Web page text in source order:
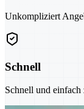
Unkompliziert
Schnell
Schnell und einfach